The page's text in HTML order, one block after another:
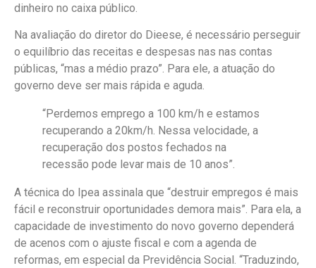
dinheiro no caixa público.
Na avaliação do diretor do Dieese, é necessário perseguir
o equilíbrio das receitas e despesas nas nas contas
públicas, “mas a médio prazo”. Para ele, a atuação do
governo deve ser mais rápida e aguda.
“Perdemos emprego a 100 km/h e estamos
recuperando a 20km/h. Nessa velocidade, a
recuperação dos postos fechados na
recessão pode levar mais de 10 anos”.
A técnica do Ipea assinala que “destruir empregos é mais
fácil e reconstruir oportunidades demora mais”. Para ela, a
capacidade de investimento do novo governo dependerá
de acenos com o ajuste fiscal e com a agenda de
reformas, em especial da Previdência Social. “Traduzindo,